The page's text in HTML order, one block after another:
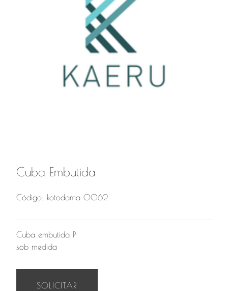
Cuba Embutida
Código: kotodama 0062
Cuba embutida P
sob medida
SOLICITAR